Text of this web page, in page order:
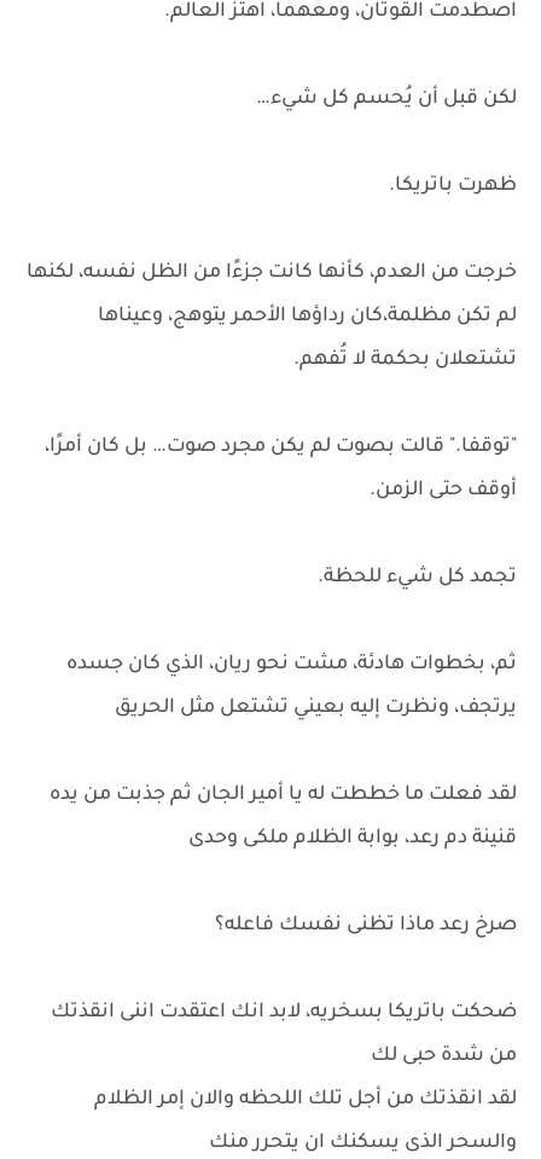
اصطدمت القوتان، ومعهما، اهتز العالم.
لكن قبل أن يُحسم كل شيء…
ظهرت باتريكا.
خرجت من العدم، كأنها كانت جزءًا من الظل نفسه، لكنها
لم تكن مظلمة،كان رداؤها الأحمر يتوهج، وعيناها
تشتعلان بحكمة لا تُفهم.
"توقفا." قالت بصوت لم يكن مجرد صوت… بل كان أمرًا،
أوقف حتى الزمن.
تجمد كل شيء للحظة.
ثم، بخطوات هادئة، مشت نحو ريان، الذي كان جسده
يرتجف، ونظرت إليه بعيني تشتعل مثل الحريق
لقد فعلت ما خططت له يا أمير الجان ثم جذبت من يده
قنينة دم رعد، بوابة الظلام ملكى وحدى
صرخ رعد ماذا تظنى نفسك فاعله؟
ضحكت باتريكا بسخريه، لابد انك اعتقدت اننى انقذتك
من شدة حبى لك
لقد انقذتك من أجل تلك اللحظه والان إمر الظلام
والسحر الذى يسكنك ان يتحرر منك